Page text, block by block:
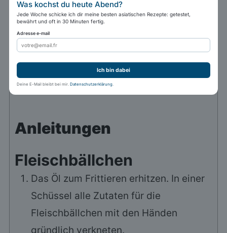
Sauce
4 EL dunkle Sojasauce
3 EL Zucker
Wasser
Anleitungen
Fleischbällchen
Das Öl zum Frittieren erhitzen. In einer
Schüssel alle Zutaten für die
Fleischbällchen mit den Händen
gründlich verkneten.
Was kochst du heute Abend?
Jede Woche schicke ich dir meine besten asiatischen Rezepte: getestet,
bewährt und oft in 30 Minuten fertig.
Adresse e-mail
Ich bin dabei
Deine E-Mail bleibt bei mir. Datenschutzerklärung.